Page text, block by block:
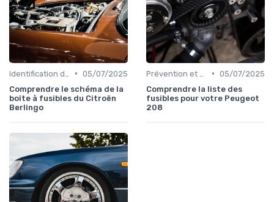
• 05/07/2025
Comprendre le schéma de la
boîte à fusibles du Citroën
Berlingo
• 05/07/2025
Comprendre la liste des
fusibles pour votre Peugeot
208